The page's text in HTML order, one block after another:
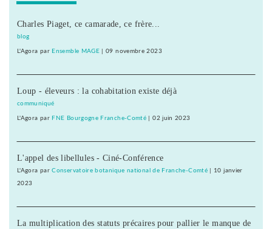
Charles Piaget, ce camarade, ce frère...
blog
L'Agora par Ensemble MAGE |09 novembre 2023
Loup - éleveurs : la cohabitation existe déjà
communiqué
L'Agora par FNE Bourgogne Franche-Comté |02 juin 2023
L'appel des libellules - Ciné-Conférence
L'Agora parConservatoire botanique national de Franche-Comté| 10 janvier
2023
La multiplication des statuts précaires pour pallier le manque de